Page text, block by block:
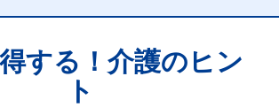
する！介護のヒン
ト